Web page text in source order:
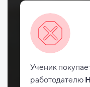
Ученик
работодателю